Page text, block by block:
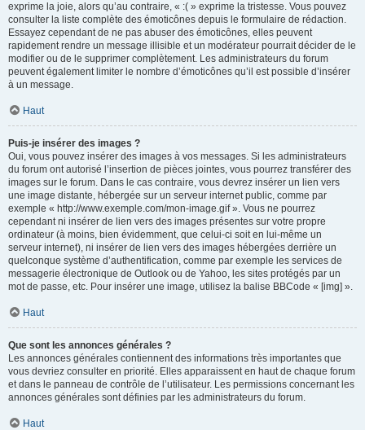
exprime la joie, alors qu’au contraire, « :( » exprime la tristesse. Vous pouvez
consulter la liste complète des émoticônes depuis le formulaire de rédaction.
Essayez cependant de ne pas abuser des émoticônes, elles peuvent
rapidement rendre un message illisible et un modérateur pourrait décider de le
modifier ou de le supprimer complètement. Les administrateurs du forum
peuvent également limiter le nombre d’émoticônes qu’il est possible d’insérer
à un message.
Haut
Puis-je insérer des images ?
Oui, vous pouvez insérer des images à vos messages. Si les administrateurs
du forum ont autorisé l’insertion de pièces jointes, vous pourrez transférer des
images sur le forum. Dans le cas contraire, vous devrez insérer un lien vers
une image distante, hébergée sur un serveur internet public, comme par
exemple « http://www.exemple.com/mon-image.gif ». Vous ne pourrez
cependant ni insérer de lien vers des images présentes sur votre propre
ordinateur (à moins, bien évidemment, que celui-ci soit en lui-même un
serveur internet), ni insérer de lien vers des images hébergées derrière un
quelconque système d’authentification, comme par exemple les services de
messagerie électronique de Outlook ou de Yahoo, les sites protégés par un
mot de passe, etc. Pour insérer une image, utilisez la balise BBCode « [img] ».
Haut
Que sont les annonces générales ?
Les annonces générales contiennent des informations très importantes que
vous devriez consulter en priorité. Elles apparaissent en haut de chaque forum
et dans le panneau de contrôle de l’utilisateur. Les permissions concernant les
annonces générales sont définies par les administrateurs du forum.
Haut